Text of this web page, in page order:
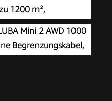
1200 m²,
Bluetooth App-
bis 35%, inkl. PXC-
Mini 2 AWD 1000
Begrenzungskabel,